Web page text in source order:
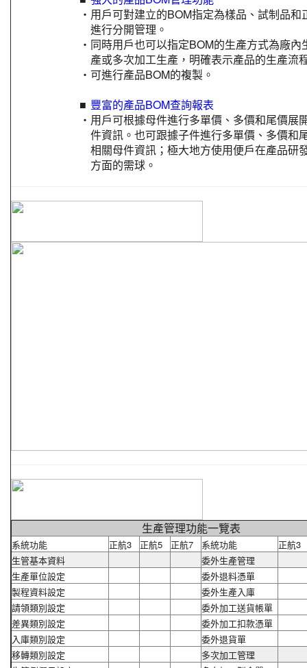
‧ 用戶可對建立的BOM指定為樣品、試制品和
進行分開管理。
‧ 同時用戶也可以指定BOM的生產方式為廠內
產或多次加工生產，明確表示產品的生產流
‧ 可進行產品BOM的複製。
■ 豐富的產品BOM查詢報表
‧ 用戶可根據母件進行多單價、多價和尾價展
件資訊。也可跟據子件進行多單價、多價和
相關母件資訊；極大地方使用便戶在產品研
方面的需球。
生產管理功能一覽表
系統功能 正航3 正航5 正航7 系統功能
正航3
生管基本資料
委外生產管理
生產單位設定
委外退料憑單
製程資料設定
委外生產入庫
請領類別設定
委外加工送貨帳單
差異類別設定
委外加工扣款憑單
入庫類別設定
委外退貨單
移轉類別設定
多次加工管理